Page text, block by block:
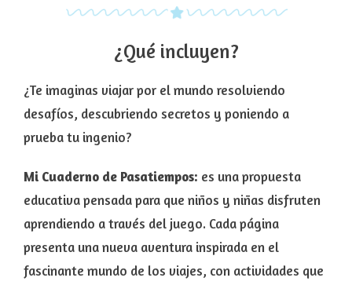
¿Qué incluyen?
¿Te imaginas viajar por el mundo resolviendo
desafíos, descubriendo secretos y poniendo a
prueba tu ingenio?
Mi Cuaderno de Pasatiempos: es una propuesta
educativa pensada para que niños y niñas disfruten
aprendiendo a través del juego. Cada página
presenta una nueva aventura inspirada en el
fascinante mundo de los viajes, con actividades que